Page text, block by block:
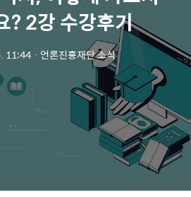
? 2강 수강후기
11:44ㆍ 언론진흥재단 소식